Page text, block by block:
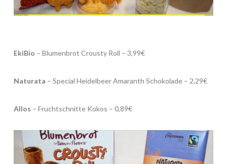
EkiBio – Blumenbrot Crousty Roll – 3,99€
Naturata – Special Heidelbeer Amaranth Schokolade – 2,29€
Allos – Fruchtschnitte Kokos – 0,89€